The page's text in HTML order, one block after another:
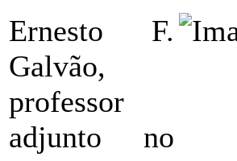
Ernesto F.
Galvão,
professor
adjunto no